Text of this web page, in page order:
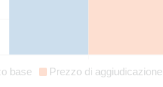
base Prezzo di aggiudicazione